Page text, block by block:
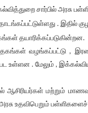
சார்பில் அரசு
. இதில்
தயாரிக்கப்படுகின்றன.
வழங்கப்பட்டு ,
உள்ளன . மேலும் ,
ஆசிரியர்கள் மற்றும்
உதவிபெறும்